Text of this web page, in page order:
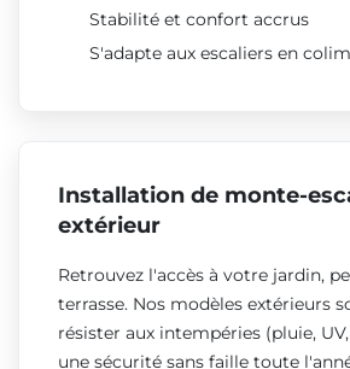
Stabilité et confort accrus
S'adapte aux escaliers en
Installation de monte-
extérieur
Retrouvez l'accès à votre jardin,
terrasse. Nos modèles extérieurs
résister aux intempéries (pluie,
une sécurité sans faille toute